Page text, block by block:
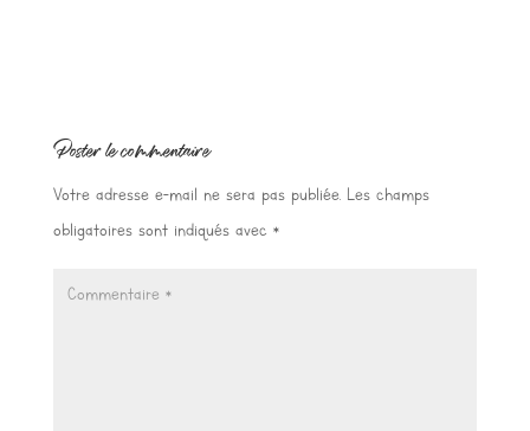
Poster le commentaire
Votre adresse e-mail ne sera pas publiée. Les champs
obligatoires sont indiqués avec *